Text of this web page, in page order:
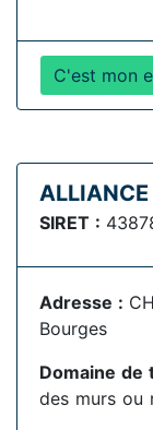
C'est mon
SIRET :
Adresse :
Bourges
Domaine de
des murs ou